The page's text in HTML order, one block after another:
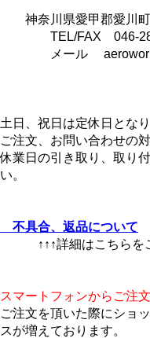
神奈川県愛甲郡愛川町
TEL/FAX 046-
メール
土日、祝日は定休日とな
ご注文、お問い合わせの
休業日の引き取り、取り
い。
不具合、返品について
↑↑↑詳細はこちらを
スマートフォンからご注
ご注文を頂いた際にショ
スが増えております。